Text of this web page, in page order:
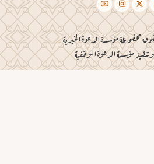
مؤسسة الدعوة الوقفية